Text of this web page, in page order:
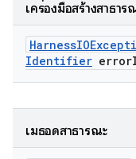
เครื่องมือสร้างสาธาร
Harness
Identifier error
เมธอดสาธารณะ